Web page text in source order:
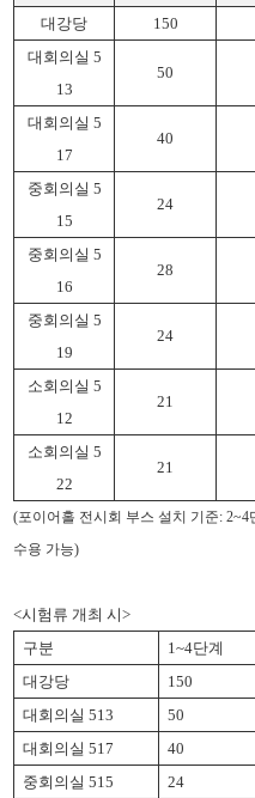
대강당
150
대회의실 5
13
50
대회의실 5
17
40
중회의실 5
15
24
중회의실 5
16
28
중회의실 5
19
24
소회의실 5
12
21
소회의실 5
22
21
(포이어홀 전시회 부스 설치 기준:
수용 가능)
<시험류 개최 시>
구분
1~4단계
대강당
150
대회의실 513
50
대회의실 517
40
중회의실 515
24